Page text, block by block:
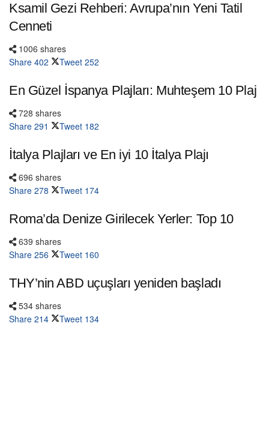
Ksamil Gezi Rehberi: Avrupa’nın Yeni Tatil
Cenneti
1006 shares
Share 402 Tweet 252
En Güzel İspanya Plajları: Muhteşem 10 Plaj
728 shares
Share 291 Tweet 182
İtalya Plajları ve En iyi 10 İtalya Plajı
696 shares
Share 278 Tweet 174
Roma’da Denize Girilecek Yerler: Top 10
639 shares
Share 256 Tweet 160
THY’nin ABD uçuşları yeniden başladı
534 shares
Share 214 Tweet 134